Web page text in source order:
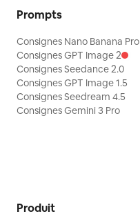
Prompts
Consignes Nano Banana Pro
Consignes GPT Image 2
Consignes Seedance 2.0
Consignes GPT Image 1.5
Consignes Seedream 4.5
Consignes Gemini 3 Pro
Produit